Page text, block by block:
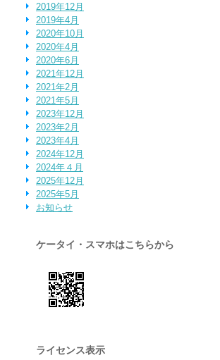
2019年12月
2019年4月
2020年10月
2020年4月
2020年6月
2021年12月
2021年2月
2021年5月
2023年12月
2023年2月
2023年4月
2024年12月
2024年４月
2025年12月
2025年5月
お知らせ
ケータイ・スマホはこちらから
ライセンス表示